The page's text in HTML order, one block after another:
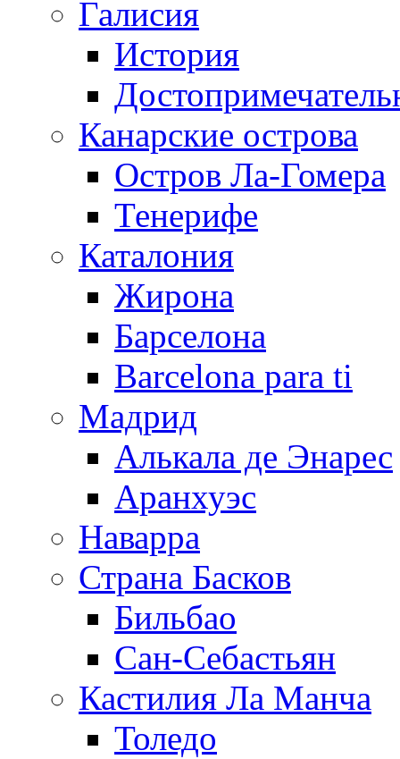
Галисия
История
Канарские острова
Остров Ла-Гомера
Тенерифе
Каталония
Жирона
Барселона
Barcelona para ti
Мадрид
Алькала де Энарес
Аранхуэс
Наварра
Страна Басков
Бильбао
Сан-Себастьян
Кастилия Ла Манча
Толедо